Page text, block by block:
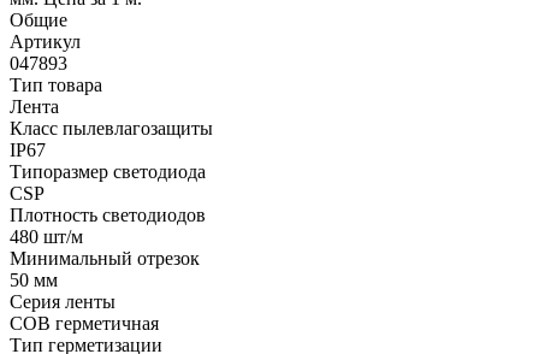
Общие
Артикул
047893
Тип товара
Лента
Класс пылевлагозащиты
IP67
Типоразмер светодиода
CSP
Плотность светодиодов
480 шт/м
Минимальный отрезок
50 мм
Серия ленты
COB герметичная
Тип герметизации